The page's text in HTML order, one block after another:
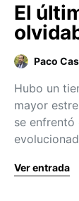
El
Paco
Hubo un
mayor
se enfrentó
Ver entrada